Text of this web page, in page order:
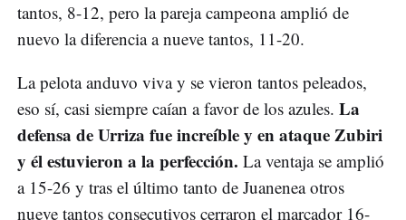
tantos, 8-12, pero la pareja campeona amplió de
nuevo la diferencia a nueve tantos, 11-20.
La pelota anduvo viva y se vieron tantos peleados,
eso sí, casi siempre caían a favor de los azules. La
defensa de Urriza fue increíble y en ataque Zubiri
y él estuvieron a la perfección. La ventaja se amplió
a 15-26 y tras el último tanto de Juanenea otros
nueve tantos consecutivos cerraron el marcador 16-